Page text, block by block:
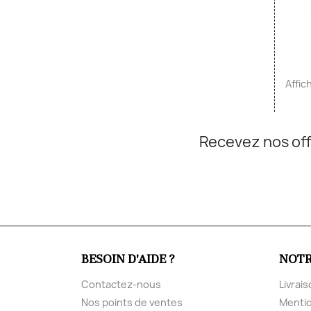
Recevez nos
BESOIN D'AIDE ?
Contactez-nous
Nos points de ventes